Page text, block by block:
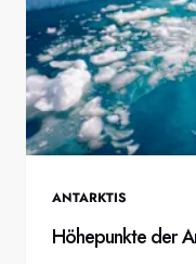
ANTARKTIS
Höhepunkte der